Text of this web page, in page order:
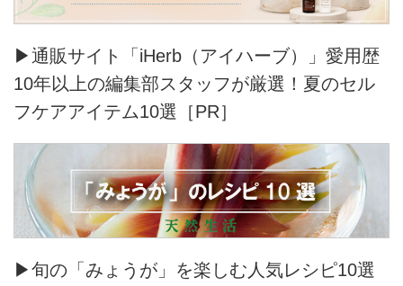
▶通販サイト「iHerb（アイハーブ）」愛用歴
10年以上の編集部スタッフが厳選！夏のセル
フケアアイテム10選［PR］
▶旬の「みょうが」を楽しむ人気レシピ10選